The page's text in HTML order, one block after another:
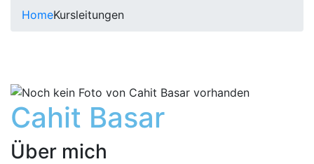
HomeKursleitungen
Cahit Basar
Über mich